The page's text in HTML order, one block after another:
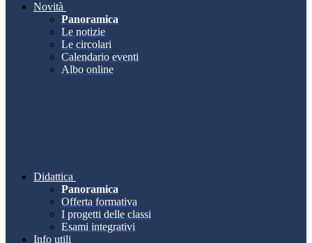
Novità
Panoramica
Le notizie
Le circolari
Calendario eventi
Albo online
Didattica
Panoramica
Offerta formativa
I progetti delle classi
Esami integrativi
Info utili